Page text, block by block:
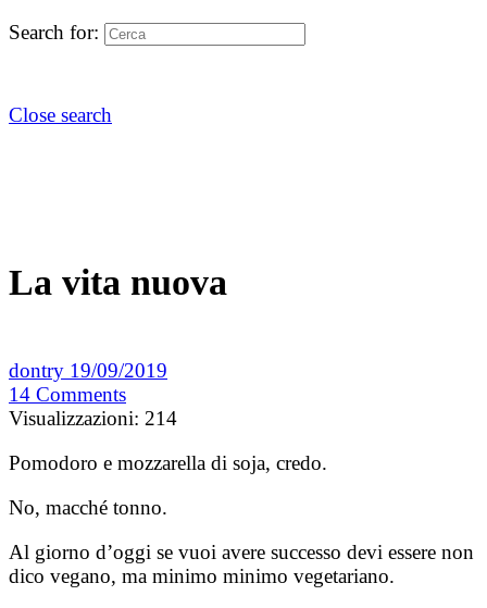
Search for:
Close search
La vita nuova
dontry 19/09/2019
14 Comments
Visualizzazioni: 214
Pomodoro e mozzarella di soja, credo.
No, macché tonno.
Al giorno d’oggi se vuoi avere successo devi essere non
dico vegano, ma minimo minimo vegetariano.